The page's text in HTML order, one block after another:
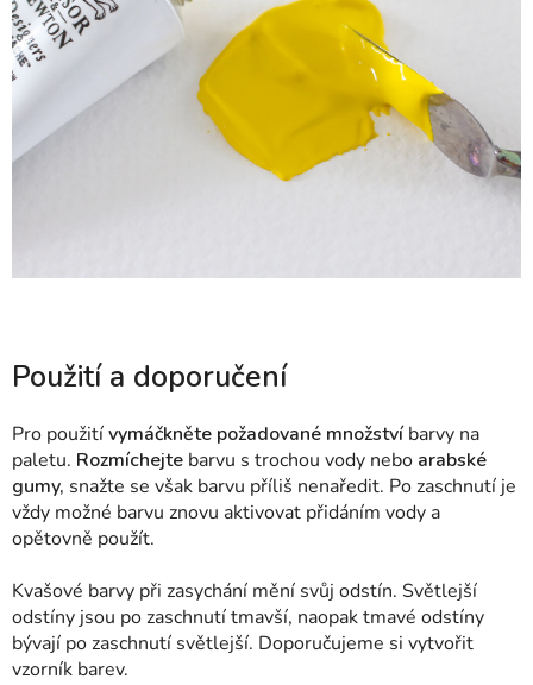
Použití a doporučení
Pro použitívymáčkněte požadované množstvíbarvy na
paletu. Rozmíchejte barvu s trochou vody nebo arabské
gumy, snažte se však barvu příliš nenaředit. Po zaschnutí je
vždy možné barvu znovu aktivovat přidáním vody a
opětovně použít.
Kvašové barvy při zasychání mění svůj odstín. Světlejší
odstíny jsou po zaschnutí tmavší, naopak tmavé odstíny
bývají po zaschnutí světlejší. Doporučujeme si vytvořit
vzorník barev.